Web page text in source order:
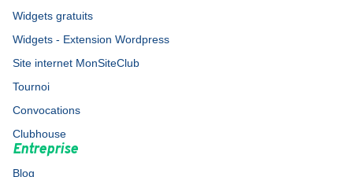
Widgets gratuits
Widgets - Extension Wordpress
Site internet MonSiteClub
Tournoi
Convocations
Clubhouse
Entreprise
Blog